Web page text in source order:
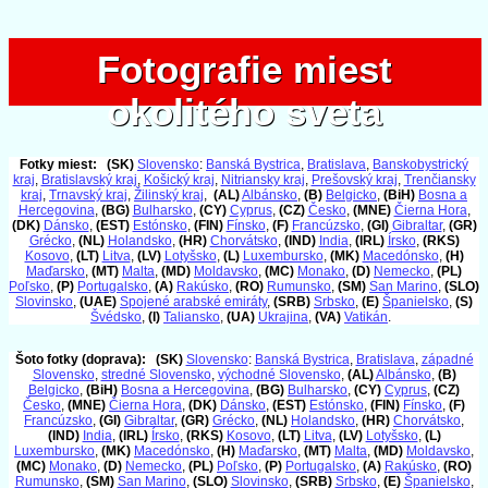
Fotografie miest
okolitého sveta
Fotografie miest
okolitého sveta
Fotky miest: (SK) Slovensko: Banská Bystrica, Bratislava, Banskobystrický
kraj, Bratislavský kraj, Košický kraj, Nitriansky kraj, Prešovský kraj, Trenčiansky
kraj, Trnavský kraj, Žilinský kraj, (AL)Albánsko, (B) Belgicko, (BiH) Bosna a
Hercegovina, (BG) Bulharsko, (CY) Cyprus, (CZ) Česko, (MNE) Čierna Hora,
(DK) Dánsko, (EST) Estónsko, (FIN) Fínsko, (F) Francúzsko, (GI) Gibraltar, (GR)
Grécko, (NL) Holandsko, (HR) Chorvátsko, (IND) India, (IRL) Írsko, (RKS)
Kosovo, (LT) Litva, (LV) Lotyšsko, (L) Luxembursko, (MK) Macedónsko, (H)
Maďarsko, (MT) Malta, (MD) Moldavsko, (MC) Monako, (D) Nemecko, (PL)
Poľsko, (P) Portugalsko, (A) Rakúsko, (RO) Rumunsko, (SM) San Marino, (SLO)
Slovinsko, (UAE) Spojené arabské emiráty, (SRB) Srbsko, (E) Španielsko, (S)
Švédsko, (I) Taliansko, (UA) Ukrajina, (VA) Vatikán.
Šoto fotky (doprava): (SK) Slovensko: Banská Bystrica, Bratislava, západné
Slovensko, stredné Slovensko, východné Slovensko, (AL)Albánsko, (B)
Belgicko, (BiH) Bosna a Hercegovina, (BG) Bulharsko, (CY) Cyprus, (CZ)
Česko, (MNE) Čierna Hora, (DK) Dánsko, (EST) Estónsko, (FIN) Fínsko, (F)
Francúzsko, (GI) Gibraltar, (GR) Grécko, (NL) Holandsko, (HR) Chorvátsko,
(IND) India, (IRL) Írsko, (RKS) Kosovo, (LT) Litva, (LV) Lotyšsko, (L)
Luxembursko, (MK) Macedónsko, (H) Maďarsko, (MT) Malta, (MD) Moldavsko,
(MC) Monako, (D) Nemecko, (PL) Poľsko, (P) Portugalsko, (A) Rakúsko, (RO)
Rumunsko, (SM) San Marino, (SLO) Slovinsko, (SRB) Srbsko, (E) Španielsko,